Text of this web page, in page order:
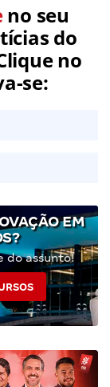
no seu
do
no
se:
EM
do assunto!